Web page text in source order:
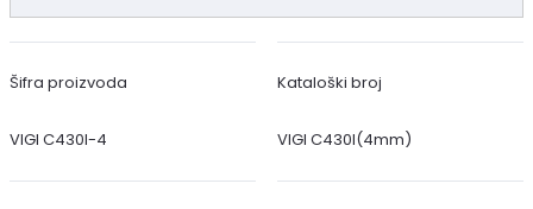
Šifra proizvoda
VIGI C430I-4
Kataloški broj
VIGI C430I(4mm)